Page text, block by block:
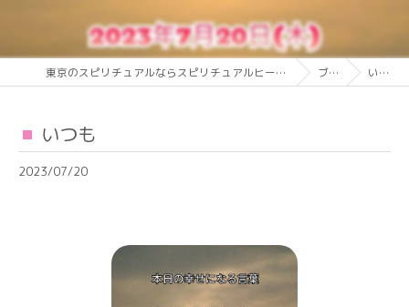
東京のスピリチュアルならスピリチュアルヒーリングセンター ビラブド ブログ いつも
いつも
2023/07/20